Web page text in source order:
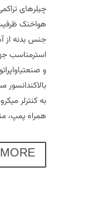
جنس بدنه از
استرمناسب
و
بالاکندانسور
به کنترلر
همراه پمپ،